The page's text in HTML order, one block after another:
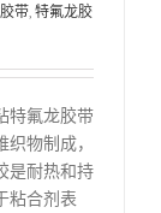
带 特氟龙胶
特氟龙胶带
物制成，
是耐热和持
粘合剂表